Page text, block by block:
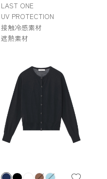
LAST ONE
UV PROTECTION
接触冷感素材
遮熱素材